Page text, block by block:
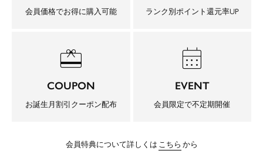
会員価格でお得に購入可能 ランク別ポイント還元率UP
redeem
COUPON
お誕生月割引クーポン配布
calendar_month
EVENT
会員限定で不定期開催
会員特典について詳しくは こちら から